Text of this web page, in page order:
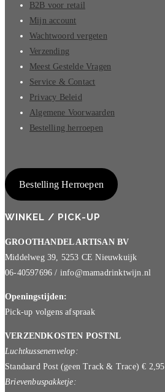
B2B voor retail
Mijn account
Wachtwoord vergeten
Verzending
Meest Gestelde Vragen
Service & Contact
Privacy Beleid
Algemene Voorwaarden
Bestelling herroepen
Bestelling Herroepen
WINKEL / PICK-UP
GROOTHANDEL ARTISAN BV
Middelweg 39, 5253 CE Nieuwkuijk
06-40597696 / info@mamadrinktwijn.nl
Openingstijden:
Pick-up volgens afspraak
VERZENDKOSTEN POSTNL
Luchtkussenenvelop:
Standaard Post (geen Track & Trace) € 2,95
Brievenbuspakketje: